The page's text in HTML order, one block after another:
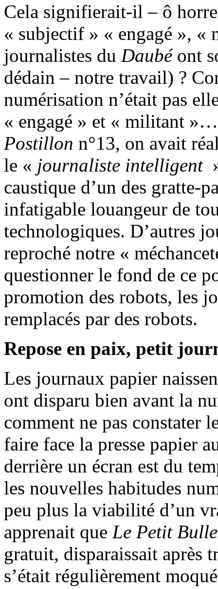
Cela signifierait-il – ô
« subjectif » « engagé », «
journalistes du Daubéont
dédain – notre travail) ?
numérisation n’était pas
« engagé » et « militant
Postillon n°13, on avait
le « journaliste intelligent
caustique d’un des gratte-
infatigable louangeur de
technologiques. D’autres
reproché notre «
questionner le fond de ce
promotion des robots, les
remplacés par des robots.
Repose en paix, petit
Les journaux papier
ont disparu bien avant la
comment ne pas constater
faire face la presse papier
derrière un écran est du
les nouvelles habitudes
peu plus la viabilité d’un
apprenait que Le Petit
gratuit, disparaissait après
s’était régulièrement